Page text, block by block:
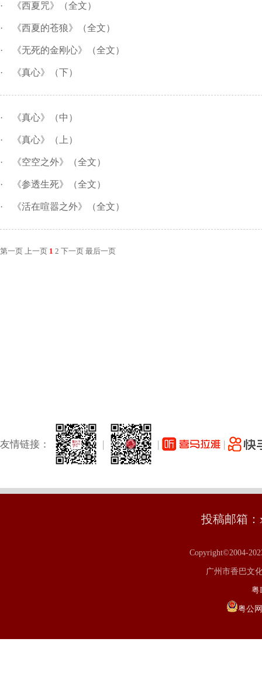
· 《西夏咒》（全文）
· 《西夏的苍狼》（全文）
· 《无死的金刚心》（全文）
· 《真心》（下）
· 《真心》（中）
· 《真心》（上）
· 《空空之外》（全文）
· 《参透生死》（全文）
· 《活在喧嚣之外》（全文）
第一页 上一页 1 2 下一页 最后一页
友情链接： | | |
投稿邮箱：
Copyright©2004-
广州市香巴文
粤
粤公